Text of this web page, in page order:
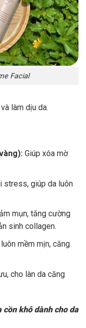
Facial
làm dịu da.
Giúp xóa mờ
stress, giúp da luôn
mụn, tăng cường
sinh collagen.
mềm mịn, căng
cho làn da căng
cồn khô dành cho da